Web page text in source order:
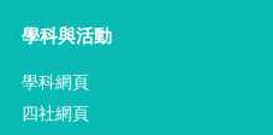
學科與活動
學科網頁
四社網頁